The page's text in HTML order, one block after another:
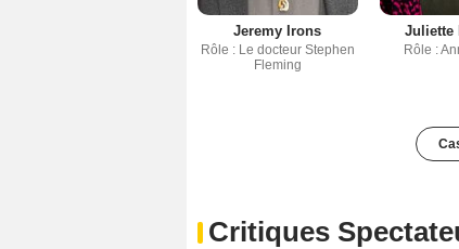
Jeremy Irons
Rôle : Le docteur Stephen
Fleming
Juliette
Rôle :
Critiques